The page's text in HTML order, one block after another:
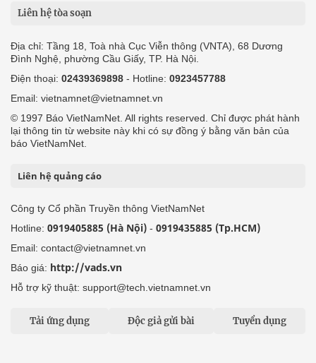
Liên hệ tòa soạn
Địa chỉ: Tầng 18, Toà nhà Cục Viễn thông (VNTA), 68 Dương
Đình Nghệ, phường Cầu Giấy, TP. Hà Nội.
Điện thoại: 02439369898 - Hotline: 0923457788
Email: vietnamnet@vietnamnet.vn
© 1997 Báo VietNamNet. All rights reserved. Chỉ được phát hành
lại thông tin từ website này khi có sự đồng ý bằng văn bản của
báo VietNamNet.
Liên hệ quảng cáo
Công ty Cổ phần Truyền thông VietNamNet
Hotline: 0919405885 (Hà Nội) - 0919435885 (Tp.HCM)
Email: contact@vietnamnet.vn
Báo giá: http://vads.vn
Hỗ trợ kỹ thuật: support@tech.vietnamnet.vn
Tải ứng dụng Độc giả gửi bài Tuyển dụng